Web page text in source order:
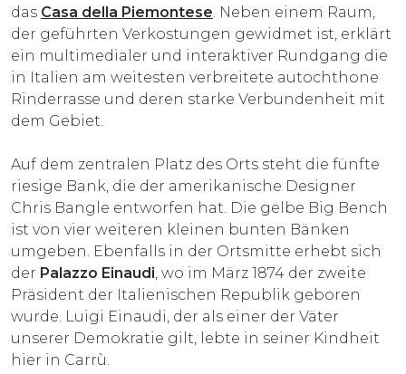
das Casa della Piemontese. Neben einem Raum,
der geführten Verkostungen gewidmet ist, erklärt
ein multimedialer und interaktiver Rundgang die
in Italien am weitesten verbreitete autochthone
Rinderrasse und deren starke Verbundenheit mit
dem Gebiet.
Auf dem zentralen Platz des Orts steht die fünfte
riesige Bank, die der amerikanische Designer
Chris Bangle entworfen hat. Die gelbe Big Bench
ist von vier weiteren kleinen bunten Bänken
umgeben. Ebenfalls in der Ortsmitte erhebt sich
der Palazzo Einaudi, wo im März 1874 der zweite
Präsident der Italienischen Republik geboren
wurde. Luigi Einaudi, der als einer der Väter
unserer Demokratie gilt, lebte in seiner Kindheit
hier in Carrù.